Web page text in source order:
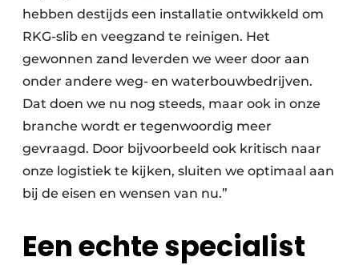
Textielrecyclage
hebben destijds een installatie ontwikkeld om
RKG-slib en veegzand te reinigen. Het
gewonnen zand leverden we weer door aan
onder andere weg- en waterbouwbedrijven.
Dat doen we nu nog steeds, maar ook in onze
branche wordt er tegenwoordig meer
gevraagd. Door bijvoorbeeld ook kritisch naar
onze logistiek te kijken, sluiten we optimaal aan
bij de eisen en wensen van nu.”
Een echte specialist